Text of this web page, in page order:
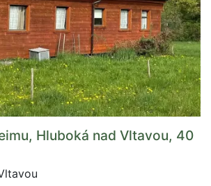
Hluboká nad Vltavou, 40